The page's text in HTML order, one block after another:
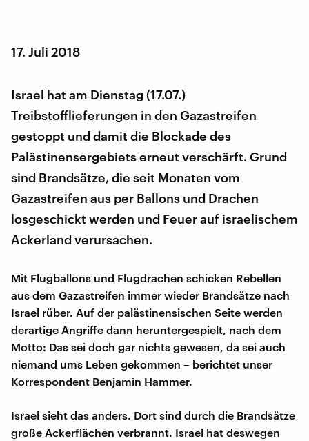
17. Juli 2018
Israel hat am Dienstag (17.07.)
Treibstofflieferungen in den Gazastreifen
gestoppt und damit die Blockade des
Palästinensergebiets erneut verschärft. Grund
sind Brandsätze, die seit Monaten vom
Gazastreifen aus per Ballons und Drachen
losgeschickt werden und Feuer auf israelischem
Ackerland verursachen.
Mit Flugballons und Flugdrachen schicken Rebellen
aus dem Gazastreifen immer wieder Brandsätze nach
Israel rüber. Auf der palästinensischen Seite werden
derartige Angriffe dann heruntergespielt, nach dem
Motto: Das sei doch gar nichts gewesen, da sei auch
niemand ums Leben gekommen – berichtet unser
Korrespondent Benjamin Hammer.
Israel sieht das anders. Dort sind durch die Brandsätze
große Ackerflächen verbrannt. Israel hat deswegen